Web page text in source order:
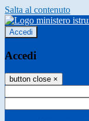
Salta al contenuto
Accedi
Accedi
button close ×